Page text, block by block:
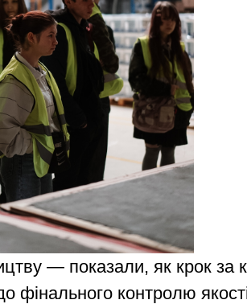
— показали, як крок за
контролю